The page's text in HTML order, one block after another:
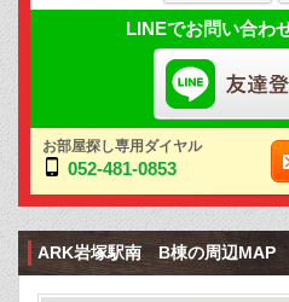
LINEでお問い合わ
お部屋探し専用ダイヤル
052-481-0853
ARK岩塚駅南 B棟の周辺MAP